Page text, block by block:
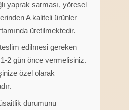
yaprak sarması, yöresel
A kaliteli ürünler
üretilmektedir.
edilmesi gereken
2 gün önce vermelisiniz.
özel olarak
durumunu